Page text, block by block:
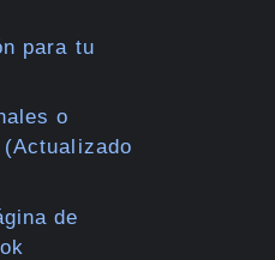
para tu
o
(Actualizado
de